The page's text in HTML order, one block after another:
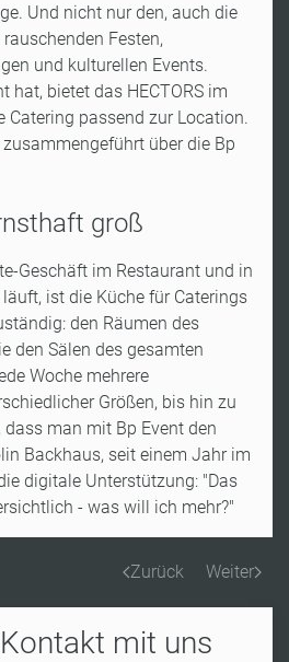
Und nicht nur den, auch die
Festen,
und kulturellen Events.
hat, bietet das HECTORS im
Catering passend zur Location.
über die Bp
groß
Geschäft im Restaurant und in
läuft, ist die Küche für Caterings
den Räumen des
den Sälen des gesamten
Woche mehrere
Größen, bis hin zu
man mit Bp Event den
Backhaus, seit einem Jahr im
digitale Unterstützung: "Das
- was will ich mehr?"
Zurück Weiter
mit uns